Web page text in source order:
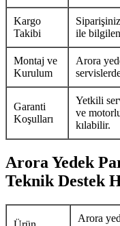
Kargo
Takibi
ile
Montaj ve
Kurulum
Arora
Garanti
Koşulları
Yetkili
ve
kılabilir.
Arora Yedek
Teknik Destek
Arora